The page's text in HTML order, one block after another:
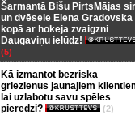
Šarmantā Bišu PirtsMājas
un dvēsele Elena Gradovska
kopā ar hokeja zvaigzni
Daugaviņu ielūdz!
(5)
Kā izmantot bezriska
griezienus jaunajiem
lai uzlabotu savu spēles
pieredzi?
(2)